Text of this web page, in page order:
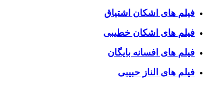
فیلم های اشکان اشتیاق
فیلم های اشکان خطیبی
فیلم های افسانه بایگان
فیلم های الناز حبیبی